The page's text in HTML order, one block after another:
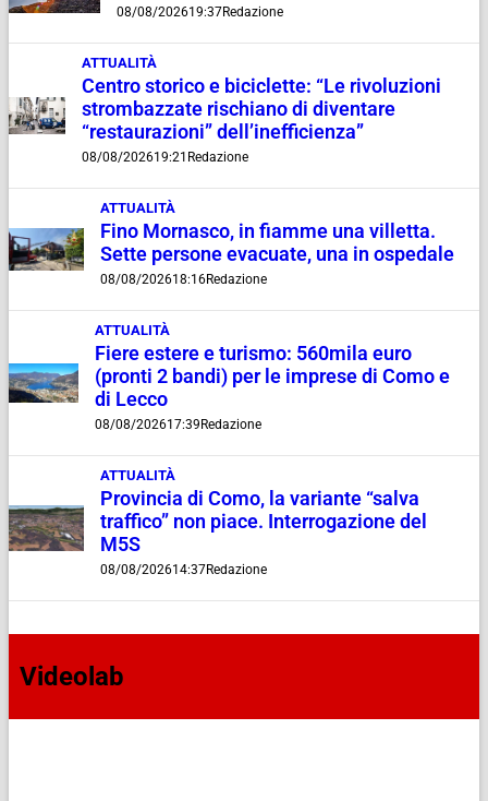
08/08/202619:37Redazione
ATTUALITÀ
Centro storico e biciclette: “Le rivoluzioni
strombazzate rischiano di diventare
“restaurazioni” dell’inefficienza”
08/08/202619:21 Redazione
ATTUALITÀ
Fino Mornasco, in fiamme una villetta.
Sette persone evacuate, una in ospedale
08/08/202618:16Redazione
ATTUALITÀ
Fiere estere e turismo: 560mila euro
(pronti 2 bandi) per le imprese di Como e
di Lecco
08/08/202617:39 Redazione
ATTUALITÀ
Provincia di Como, la variante “salva
traffico” non piace. Interrogazione del
M5S
08/08/202614:37Redazione
Videolab